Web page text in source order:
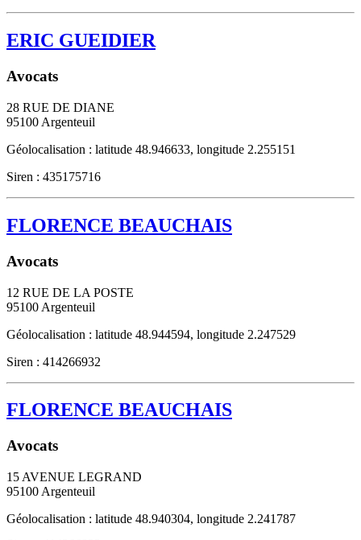
ERIC GUEIDIER
Avocats
28 RUE DE DIANE
95100 Argenteuil
Géolocalisation : latitude 48.946633, longitude 2.255151
Siren : 435175716
FLORENCE BEAUCHAIS
Avocats
12 RUE DE LA POSTE
95100 Argenteuil
Géolocalisation : latitude 48.944594, longitude 2.247529
Siren : 414266932
FLORENCE BEAUCHAIS
Avocats
15 AVENUE LEGRAND
95100 Argenteuil
Géolocalisation : latitude 48.940304, longitude 2.241787